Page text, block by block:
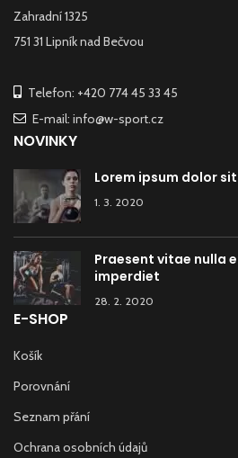
Zahradní 1325
751 31 Lipník nad Bečvou
Telefon: +420 774 45 33 45
E-mail: info@w-sport.cz
NOVINKY
Lorem ipsum dolor
1. 3. 2020
Praesent vitae nulla
imperdiet
28. 2. 2020
E-SHOP
Košík
Porovnání
Seznam přání
Ochrana osobních údajů